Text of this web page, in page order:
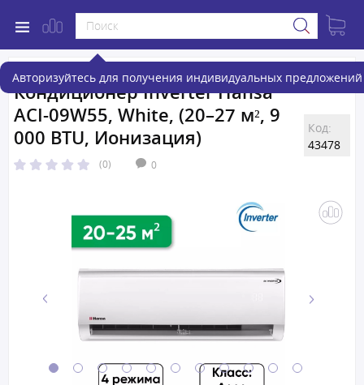
Авторизуйтесь для получения индивидуальных предложений
Кондиционер Inverter Hansa
ACI-09W55, White, (20–27 м², 9
000 BTU, Ионизация)
(0) 0
Код:
43478